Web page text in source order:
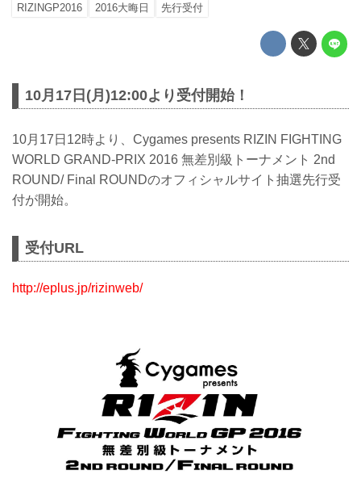
RIZINGP2016
2016大晦日 先行受付
10月17日(月)12:00より受付開始！
10月17日12時より、Cygames presents RIZIN FIGHTING
WORLD GRAND-PRIX 2016 無差別級トーナメント 2nd
ROUND/ Final ROUNDのオフィシャルサイト抽選先行受
付が開始。
受付URL
http://eplus.jp/rizinweb/